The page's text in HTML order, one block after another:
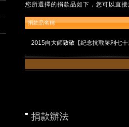
您所選擇的捐款品如下，您可以直
捐款品名稱
2015向大師致敬【紀念抗戰勝利七
捐款辦法